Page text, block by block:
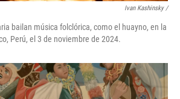
Ivan Kashinsky/
bailan música folclórica, como el huayno, en la
Perú, el 3 de noviembre de 2024.